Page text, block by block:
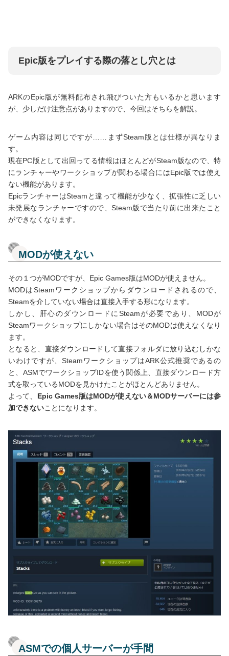
Epic版をプレイする際の落とし穴とは
ARKのEpic版が無料配布され飛びついた方もいるかと思います
が、少しだけ注意点がありますので、今回はそちらを解説。
ゲーム内容は同じですが……まずSteam版とは仕様が異なりま
す。
現在PC版として出回ってる情報はほとんどがSteam版なので、特
にランチャーやワークショップが関わる場合にはEpic版では使え
ない機能があります。
EpicランチャーはSteamと違って機能が少なく、拡張性に乏しい
未発展なランチャーですので、Steam版で当たり前に出来たこと
ができなくなります。
MODが使えない
その１つがMODですが、Epic Games版はMODが使えません。
MODはSteamワークショップからダウンロードされるので、
Steamを介していない場合は直接入手する形になります。
しかし、肝心のダウンロードにSteamが必要であり、MODが
Steamワークショップにしかない場合はそのMODは使えなくなり
ます。
となると、直接ダウンロードして直接フォルダに放り込むしかな
いわけですが、SteamワークショップはARK公式推奨であるの
と、ASMでワークショップIDを使う関係上、直接ダウンロード方
式を取っているMODを見かけたことがほとんどありません。
よって、 Epic Games版はMODが使えない＆MODサーバーには参
加できないことになります。
ASMでの個人サーバーが手間